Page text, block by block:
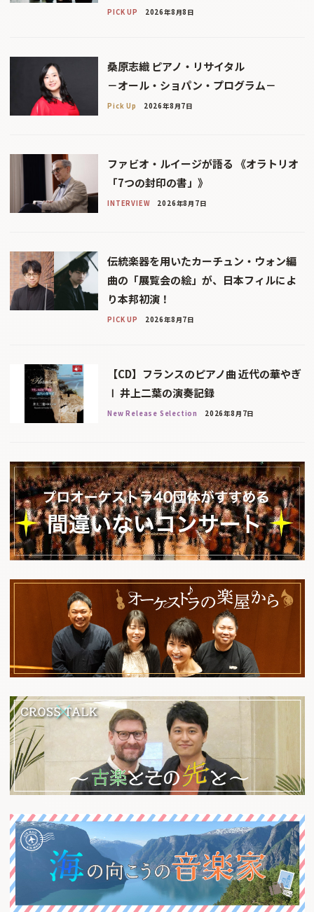
PICK UP 2026年8月8日
桑原志織 ピアノ・リサイタル
－オール・ショパン・プログラム－
Pick Up 2026年8月7日
ファビオ・ルイージが語る 《オラトリオ
「7つの封印の書」》
INTERVIEW 2026年8月7日
伝統楽器を用いたカーチュン・ウォン編
曲の「展覧会の絵」が、日本フィルによ
り本邦初演！
PICK UP 2026年8月7日
【CD】フランスのピアノ曲 近代の華やぎ
Ⅰ 井上二葉の演奏記録
New Release Selection 2026年8月7日